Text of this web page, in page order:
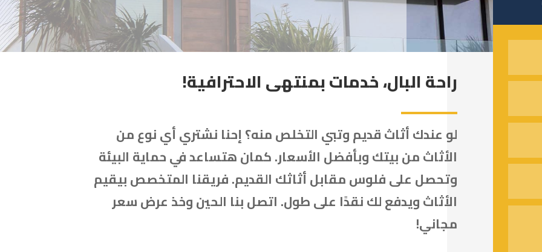
راحة البال، خدمات بمنتهى الاحترافية!
لو عندك أثاث قديم وتبي التخلص منه؟ إحنا نشتري أي نوع من
الأثاث من بيتك وبأفضل الأسعار. كمان هتساعد في حماية البيئة
وتحصل على فلوس مقابل أثاثك القديم. فريقنا المتخصص بيقيم
الأثاث ويدفع لك نقدًا على طول. اتصل بنا الحين وخذ عرض سعر
مجاني!